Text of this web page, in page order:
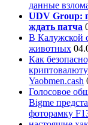
данные
UDV Group:
ждать патча
В Калужской
животных
Как
Yaobmen.cash
Голосовое
Bigme
фоторамку